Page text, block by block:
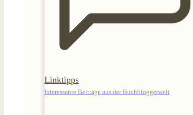
Linktipps
Interessante Beiträge aus der Buchbloggerwelt